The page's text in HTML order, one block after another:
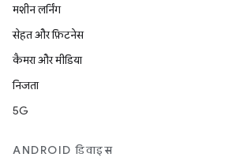
मशीन लर्निंग
सेहत और फ़िटनेस
कैमरा और मीडिया
निजता
5G
ANDROID डिवाइस